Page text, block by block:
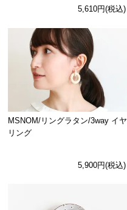
5,610円(税込)
MSNOM/リングラタン/3way イヤ
リング
5,900円(税込)